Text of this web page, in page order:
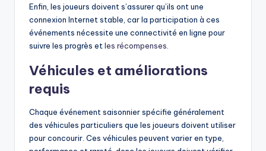
Enfin, les joueurs doivent s’assurer qu’ils ont une
connexion Internet stable, car la participation à ces
événements nécessite une connectivité en ligne pour
suivre les progrès et les récompenses
Véhicules et améliorations
requis
Chaque événement saisonnier spécifie généralement
des véhicules particuliers que les joueurs doivent utiliser
pour concourir. Ces véhicules peuvent varier en type,